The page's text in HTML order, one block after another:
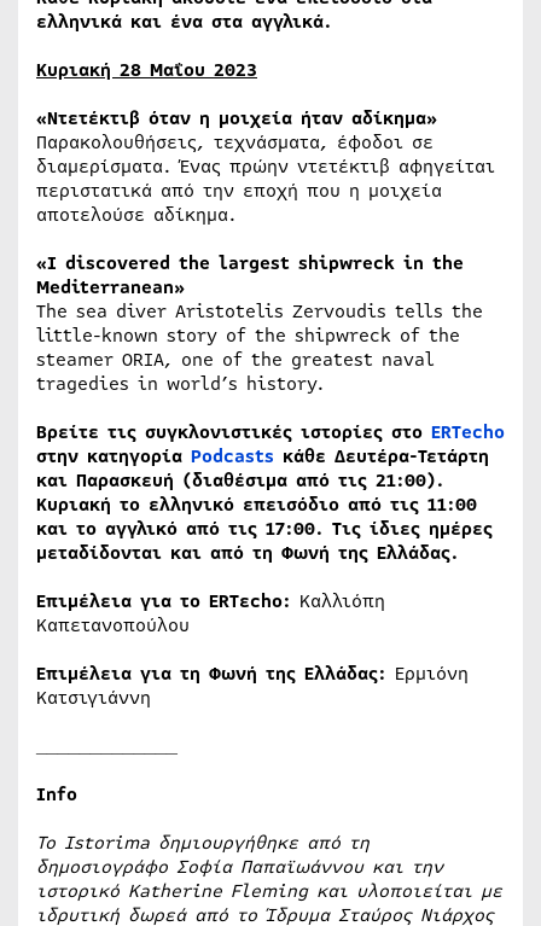
ελληνικά και ένα στα αγγλικά.
Κυριακή 28 Μαΐου 2023
«Ντετέκτιβ όταν η μοιχεία ήταν αδίκημα»
Παρακολουθήσεις, τεχνάσματα, έφοδοι σε
διαμερίσματα. Ένας πρώην ντετέκτιβ αφηγείται
περιστατικά από την εποχή που η μοιχεία
αποτελούσε αδίκημα.
«I discovered the largest shipwreck in the
Mediterranean»
The sea diver Aristotelis Zervoudis tells the
little-known story of the shipwreck of the
steamer ORIA, one of the greatest naval
tragedies in world’s history.
Βρείτε τις συγκλονιστικές ιστορίες στο ERTecho
στην κατηγορία Podcasts κάθε Δευτέρα-Τετάρτη
και Παρασκευή (διαθέσιμα από τις 21:00).
Κυριακή το ελληνικό επεισόδιο από τις 11:00
και το αγγλικό από τις 17:00. Τις ίδιες ημέρες
μεταδίδονται και από τη Φωνή της Ελλάδας.
Επιμέλεια για το ERTεcho: Καλλιόπη
Καπετανοπούλου
Επιμέλεια για τη Φωνή της Ελλάδας: Ερμιόνη
Κατσιγιάννη
Info
Το Istorima δημιουργήθηκε από τη
δημοσιογράφο Σοφία Παπαϊωάννου και την
ιστορικό Katherine Fleming και υλοποιείται με
ιδρυτική δωρεά από το Ίδρυμα Σταύρος Νιάρχος